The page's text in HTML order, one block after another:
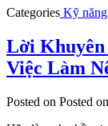
Categories Kỹ năng
Lời Khuyên
Việc Làm
Posted on Posted on